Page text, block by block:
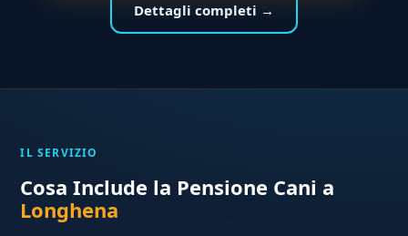
Dettagli completi →
IL SERVIZIO
Cosa Include la Pensione Cani a
Longhena